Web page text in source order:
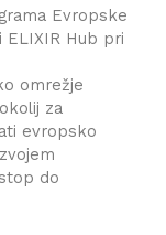
Evropske
ELIXIR Hub pri
omrežje
za
evropsko
do